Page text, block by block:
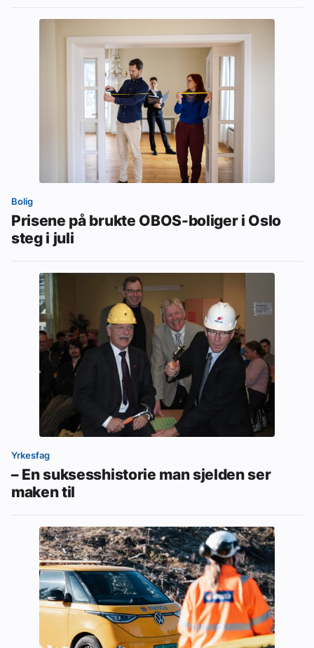
Bolig
Prisene på brukte OBOS-boliger i Oslo
steg i juli
Yrkesfag
– En suksesshistorie man sjelden ser
maken til